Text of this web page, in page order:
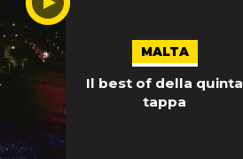
MALTA
Il best of della quinta
tappa